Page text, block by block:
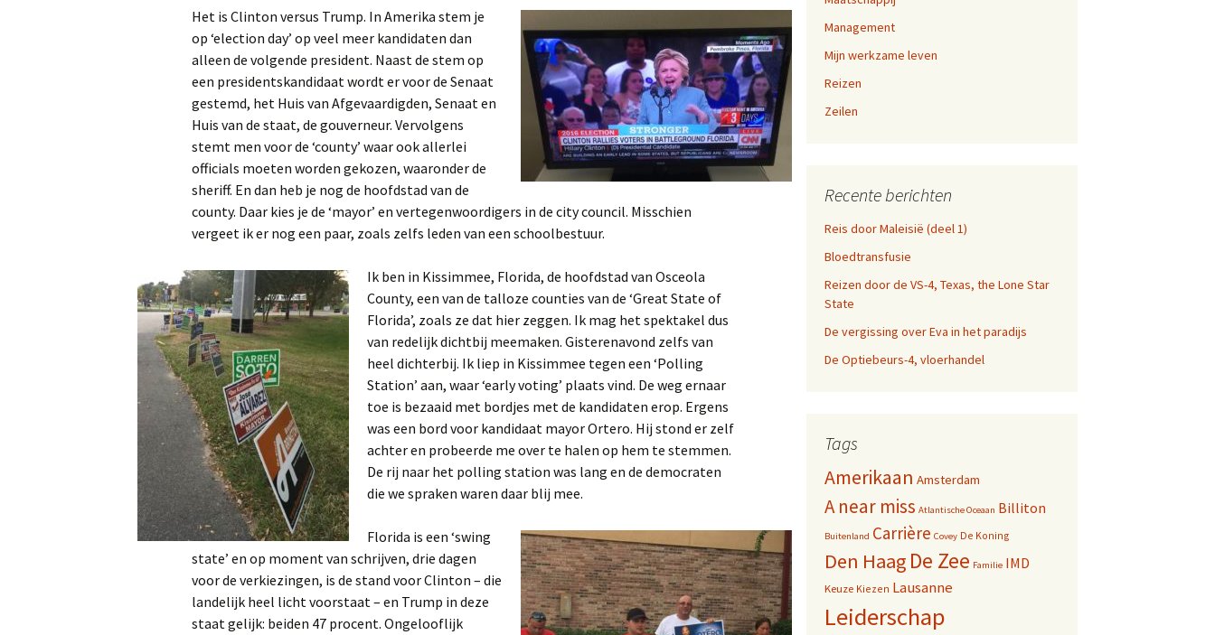
13, 14 en 15
A near miss, verhalen 9,
10 en 11
A near miss, verhalen 5, 6,
7 en 8
A Near Miss, verhalen 1,
2, 3 en 4
Opa-dag
Mijn websites
Het is Clinton versus Trump. In Amerika stem je
op ‘election day’ op veel meer kandidaten dan
alleen de volgende president. Naast de stem op
een presidentskandidaat wordt er voor de Senaat
gestemd, het Huis van Afgevaardigden, Senaat en
Huis van de staat, de gouverneur. Vervolgens
stemt men voor de ‘county’ waar ook allerlei
officials moeten worden gekozen, waaronder de
sheriff. En dan heb je nog de hoofdstad van de
county. Daar kies je de ‘mayor’ en vertegenwoordigers in de city council. Misschien
vergeet ik er nog een paar, zoals zelfs leden van een schoolbestuur.
Ik ben in Kissimmee, Florida, de hoofdstad van Osceola
County, een van de talloze counties van de ‘Great State of
Florida’, zoals ze dat hier zeggen. Ik mag het spektakel dus
van redelijk dichtbij meemaken. Gisterenavond zelfs van
heel dichterbij. Ik liep in Kissimmee tegen een ‘Polling
Station’ aan, waar ‘early voting’ plaats vind. De weg ernaar
toe is bezaaid met bordjes met de kandidaten erop. Ergens
was een bord voor kandidaat mayor Ortero. Hij stond er zelf
achter en probeerde me over te halen op hem te stemmen.
De rij naar het polling station was lang en de democraten
die we spraken waren daar blij mee.
Florida is een ‘swing
state’ en op moment van schrijven, drie dagen
voor de verkiezingen, is de stand voor Clinton – die
landelijk heel licht voorstaat – en Trump in deze
staat gelijk: beiden 47 procent. Ongelooflijk
Management
Mijn werkzame leven
Reizen
Zeilen
Recente berichten
Reis door Maleisië (deel 1)
Bloedtransfusie
Reizen door de VS-4, Texas, the Lone Star
State
De vergissing over Eva in het paradijs
De Optiebeurs-4, vloerhandel
Tags
Amerikaan Amsterdam
A near miss Atlantische Oceaan Billiton
Buitenland Carrière Covey De Koning
Den Haag De Zee Familie IMD
Keuze Kiezen Lausanne
Leiderschap